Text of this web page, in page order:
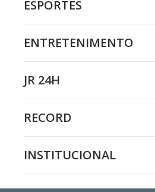
ESPORTES
ENTRETENIMENTO
JR 24H
RECORD
INSTITUCIONAL